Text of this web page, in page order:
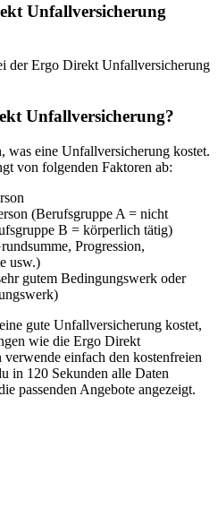
Unfallversicherung
der Ergo Direkt Unfallversicherung
Unfallversicherung?
was eine Unfallversicherung kostet.
von folgenden Faktoren ab:
(Berufsgruppe A = nicht
B = körperlich tätig)
Progression,
usw.)
gutem Bedingungswerk oder
gute Unfallversicherung kostet,
wie die Ergo Direkt
einfach den kostenfreien
in 120 Sekunden alle Daten
passenden Angebote angezeigt.